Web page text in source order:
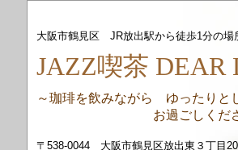
大阪市鶴見区 JR放出駅から徒歩1分の場
JAZZ喫茶 DEAR
～珈琲を飲みながら ゆったりと
お過ごしくださ
〒538-0044 大阪市鶴見区放出東３丁目